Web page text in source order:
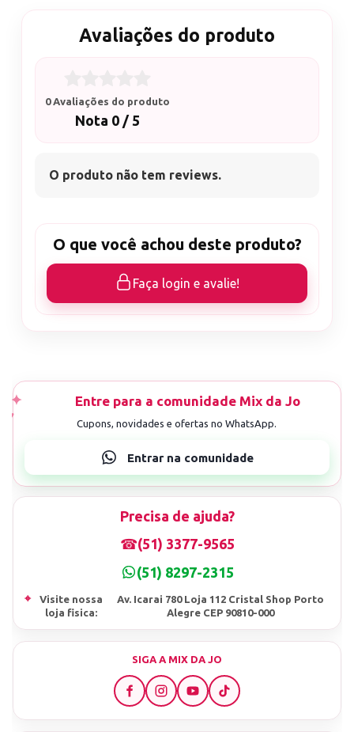
Avaliações do produto
0 Avaliações do produto
Nota 0 / 5
O produto não tem reviews.
O que você achou deste produto?
Faça login e avalie!
Precisa de ajuda?
☎(51) 3377-9565
(51) 8297-2315
⌖
Visite nossa
loja fisica:
Av. Icarai 780 Loja 112 Cristal Shop Porto
Alegre CEP 90810-000
SIGA A MIX DA JO